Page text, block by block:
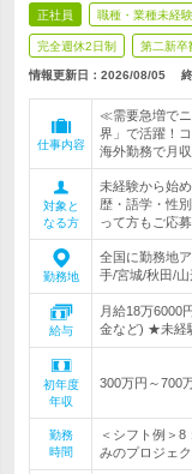
正社員 職種・業種未経
完全週休2日制 第二新卒
情報更新日：2026/08/05
仕事内容
≪需要急増で
界」で活躍！
海外勤務で月
対象と
なる方
未経験から始
歴・語学・性
って方もご応
勤務地
全国に勤務地
手/宮城/秋田/
給与
月給18万6000
金など) ★未経
初年度
年収
300万円～700
勤務
時間
＜シフト例＞
みのプロジェ